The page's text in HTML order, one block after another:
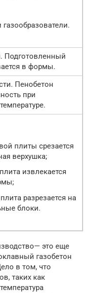
Подготовленный
в формы.
Пенобетон
при
плиты срезается
верхушка;
извлекается
разрезается на
блоки.
это еще
газобетон
в том, что
таких как